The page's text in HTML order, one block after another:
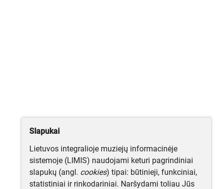
Slapukai
Lietuvos integralioje muziejų informacinėje
sistemoje (LIMIS) naudojami keturi pagrindiniai
slapukų (angl. cookies) tipai: būtinieji, funkciniai,
statistiniai ir rinkodariniai. Naršydami toliau Jūs